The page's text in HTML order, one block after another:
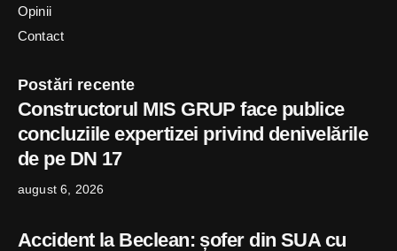
Opinii
Contact
Postări recente
Constructorul MIS GRUP face publice
concluziile expertizei privind denivelările
de pe DN 17
august 6, 2026
Accident la Beclean: șofer din SUA cu